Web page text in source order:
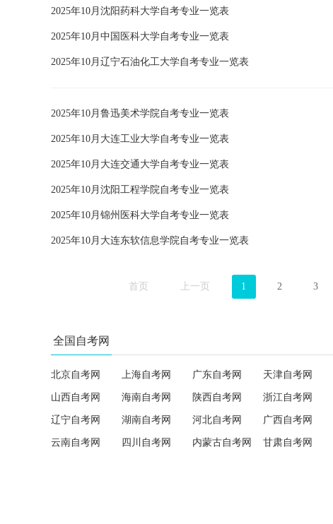
2025年10月沈阳药科大学自考专业一览表
2025年10月中国医科大学自考专业一览表
2025年10月辽宁石油化工大学自考专业一览表
2025年10月鲁迅美术学院自考专业一览表
2025年10月大连工业大学自考专业一览表
2025年10月大连交通大学自考专业一览表
2025年10月沈阳工程学院自考专业一览表
2025年10月锦州医科大学自考专业一览表
2025年10月大连东软信息学院自考专业一览表
首页 上一页 1 2 3
全国自考网
北京自考网 上海自考网 广东自考网 天津自考网
山西自考网 海南自考网 陕西自考网 浙江自考网
辽宁自考网 湖南自考网 河北自考网 广西自考网
云南自考网 四川自考网 内蒙古自考网 甘肃自考网